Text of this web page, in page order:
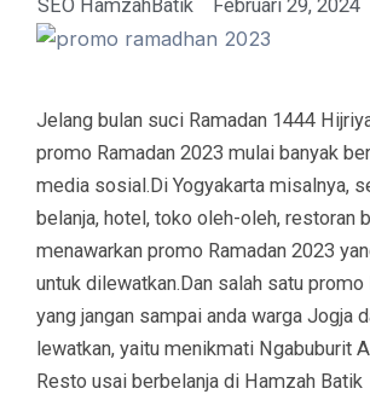
SEO HamzahBatik Februari 29, 2024
Jelang bulan suci Ramadan 1444
promo Ramadan 2023 mulai banyak
media sosial.Di Yogyakarta misalnya,
belanja, hotel, toko oleh-oleh, restoran
menawarkan promo Ramadan 2023
untuk dilewatkan.Dan salah satu promo
yang jangan sampai anda warga Jogja
lewatkan, yaitu menikmati Ngabuburit
Resto usai berbelanja di Hamzah Batik